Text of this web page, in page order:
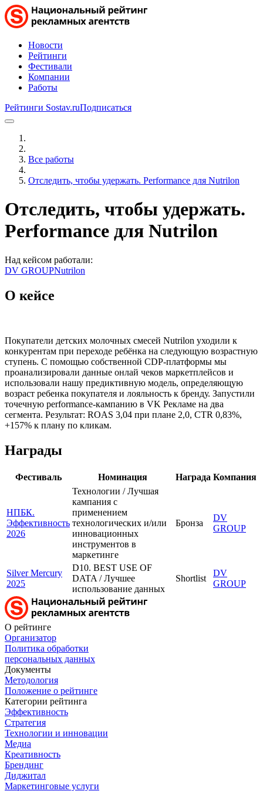
Новости
Рейтинги
Фестивали
Компании
Работы
Рейтинги Sostav.ruПодписаться
Все работы
Отследить, чтобы удержать. Performance для Nutrilon
Отследить, чтобы удержать.
Performance для Nutrilon
Над кейсом работали:
DV GROUPNutrilon
О кейсе
Покупатели детских молочных смесей Nutrilon уходили к
конкурентам при переходе ребёнка на следующую возрастную
ступень. С помощью собственной CDP-платформы мы
проанализировали данные онлай чеков маркетплейсов и
использовали нашу предиктивную модель, определяющую
возраст ребенка покупателя и лояльность к бренду. Запустили
точечную performance-кампанию в VK Рекламе на два
сегмента. Результат: ROAS 3,04 при плане 2,0, CTR 0,83%,
+157% к плану по кликам.
Награды
Фестиваль Номинация Награда Компания
НПБК.
Эффективность
2026
Технологии / Лучшая
кампания с
применением
технологических и/или
инновационных
инструментов в
маркетинге
Бронза
DV
GROUP
Silver Mercury
2025
D10. BEST USE OF
DATA / Лучшее
использование данных
Shortlist
DV
GROUP
О рейтинге
Организатор
Политика обработки
персональных данных
Документы
Методология
Положение о рейтинге
Категории рейтинга
Эффективность
Стратегия
Технологии и инновации
Медиа
Креативность
Брендинг
Диджитал
Маркетинговые услуги